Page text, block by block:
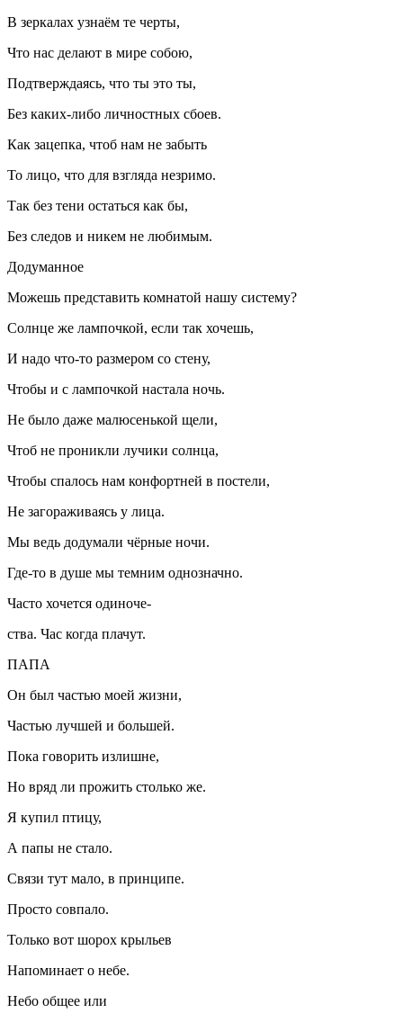
В зеркалах узнаём те черты,
Что нас делают в мире собою,
Подтверждаясь, что ты это ты,
Без каких-либо личностных сбоев.
Как зацепка, чтоб нам не забыть
То лицо, что для взгляда незримо.
Так без тени остаться как бы,
Без следов и никем не любимым.
Додуманное
Можешь представить комнатой нашу систему?
Солнце же лампочкой, если так хочешь,
И надо что-то размером со стену,
Чтобы и с лампочкой настала ночь.
Не было даже малюсенькой щели,
Чтоб не проникли лучики солнца,
Чтобы спалось нам конфортней в постели,
Не загораживаясь у лица.
Мы ведь додумали чёрные ночи.
Где-то в душе мы темним однозначно.
Часто хочется одиноче-
ства. Час когда плачут.
ПАПА
Он был частью моей жизни,
Частью лучшей и большей.
Пока говорить излишне,
Но вряд ли прожить столько же.
Я купил птицу,
А папы не стало.
Связи тут мало, в принципе.
Просто совпало.
Только вот шорох крыльев
Напоминает о небе.
Небо общее или